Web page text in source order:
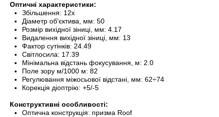
Оптичні характеристики:
Збільшення: 12x
Діаметр об'єктива, мм: 50
Розмір вихідної зіниці, мм: 4.17
Видалення вихідної зіниці, мм: 13
Фактор сутінків: 24.49
Світлосила: 17.39
Мінімальна відстань фокусування, м: 2.0
Поле зору м/1000 м: 82
Регулювання міжосьової відстані, мм: 62÷74
Корекція діоптрію: +5/-5
Конструктивні особливості:
Оптична конструкція: призма Roof